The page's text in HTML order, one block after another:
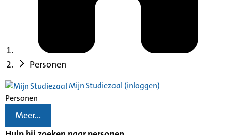
Personen
Mijn Studiezaal (inloggen)
Personen
Meer...